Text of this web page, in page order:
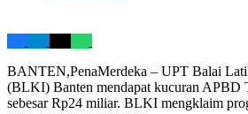
BANTEN,PenaMerdeka – UPT Balai
(BLKI) Banten mendapat kucuran APBD
sebesar Rp24 miliar. BLKI mengklaim